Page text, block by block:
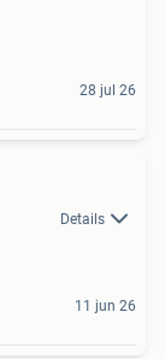
28 jul 26
Details
11 jun 26